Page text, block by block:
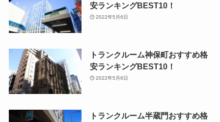
安ランキングBEST10！
2022年5月6日
トランクルーム神保町おすすめ格
安ランキングBEST10！
2022年5月6日
トランクルーム半蔵門おすすめ格